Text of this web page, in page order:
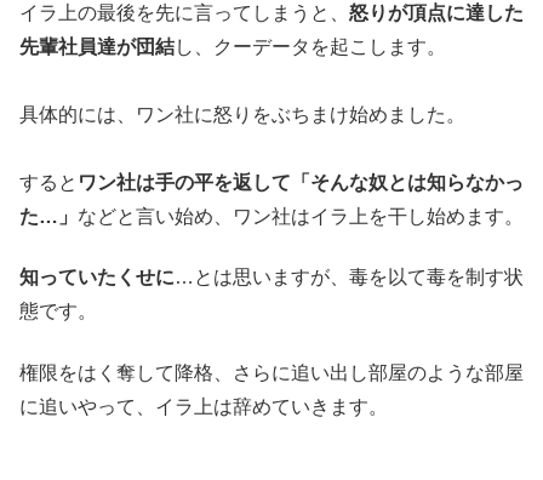
イラ上の最後を先に言ってしまうと、 怒りが頂点に達した
先輩社員達が団結し、クーデータを起こします。
具体的には、ワン社に怒りをぶちまけ始めました。
すると ワン社は手の平を返して「そんな奴とは知らなかっ
た…」 などと言い始め、ワン社はイラ上を干し始めます。
知っていたくせに…とは思いますが、毒を以て毒を制す状
態です。
権限をはく奪して降格、さらに追い出し部屋のような部屋
に追いやって、イラ上は辞めていきます。